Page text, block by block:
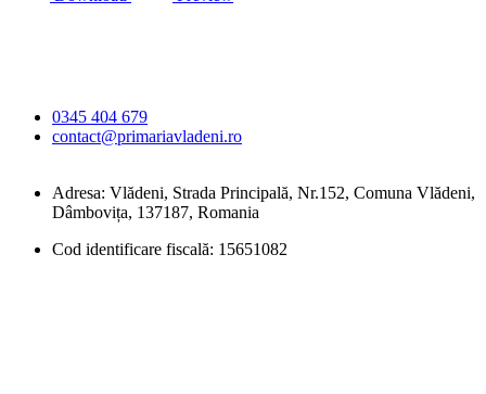
0345 404 679
contact@primariavladeni.ro
Adresa: Vlădeni, Strada Principală, Nr.152, Comuna Vlădeni,
Dâmbovița, 137187, Romania
Cod identificare fiscală: 15651082